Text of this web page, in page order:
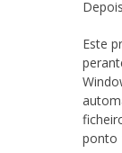
Este
ponto